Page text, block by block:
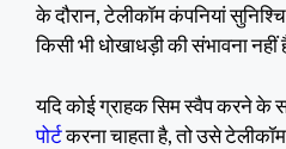
के दौरान, टेलीकॉम कंपनियां
किसी भी धोखाधड़ी की संभावना नहीं
यदि कोई ग्राहक सिम स्वैप करने के
पोर्टकरना चाहता है, तो उसे